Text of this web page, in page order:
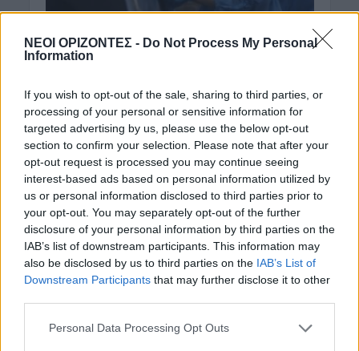
ΝΕΟΙ ΟΡΙΖΟΝΤΕΣ - Do Not Process My Personal
Information
If you wish to opt-out of the sale, sharing to third parties, or
processing of your personal or sensitive information for
targeted advertising by us, please use the below opt-out
section to confirm your selection. Please note that after your
opt-out request is processed you may continue seeing
interest-based ads based on personal information utilized by
us or personal information disclosed to third parties prior to
your opt-out. You may separately opt-out of the further
disclosure of your personal information by third parties on the
IAB’s list of downstream participants. This information may
also be disclosed by us to third parties on the IAB’s List of
Downstream Participants that may further disclose it to other
Personal Data Processing Opt Outs
ΝΟΜΌΣ ΧΑΝΊΩΝ
Xανιά: Δύο νέα
ανακοίνωσε ο ΕΟΔΥ
8 Αυγούστου 2020
Ο ΕΟΔΥ ανακοίνωσε σήμερα 152 νέα κρούσματα του
νέου ιού στη χώρα, εκ των οποίων τα 22
εντοπίστηκαν κατόπιν ελέγχων στις πύλες
εισόδου της χώρας, Tα 43 στη...